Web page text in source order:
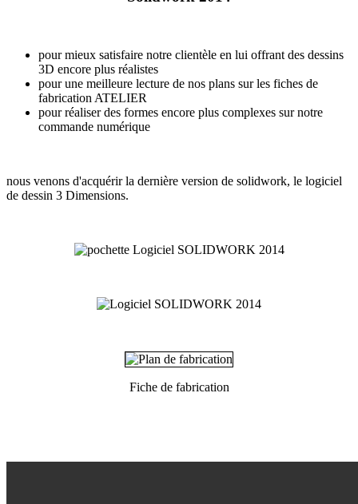
pour mieux satisfaire notre clientèle en lui offrant des dessins
3D encore plus réalistes
pour une meilleure lecture de nos plans sur les fiches de
fabrication ATELIER
pour réaliser des formes encore plus complexes sur notre
commande numérique
nous venons d'acquérir la dernière version de solidwork, le logiciel
de dessin 3 Dimensions.
Fiche de fabrication